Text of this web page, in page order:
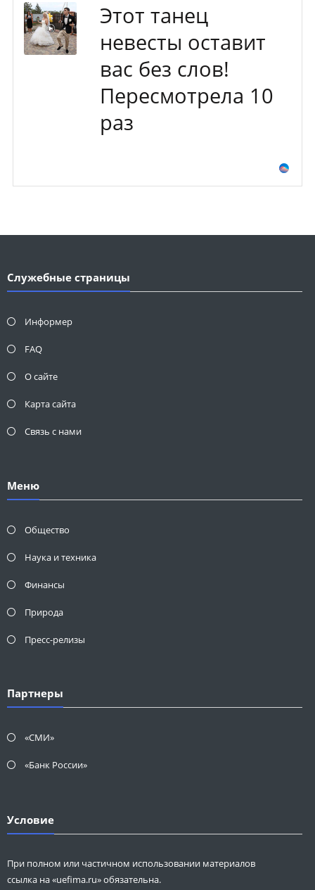
Этот танец
невесты оставит
вас без слов!
Пересмотрела 10
раз
Служебные страницы
Информер
FAQ
О сайте
Карта сайта
Связь с нами
Меню
Общество
Наука и техника
Финансы
Природа
Пресс-релизы
Партнеры
«СМИ»
«Банк России»
Условие
При полном или частичном использовании материалов
ссылка на «uefima.ru» обязательна.